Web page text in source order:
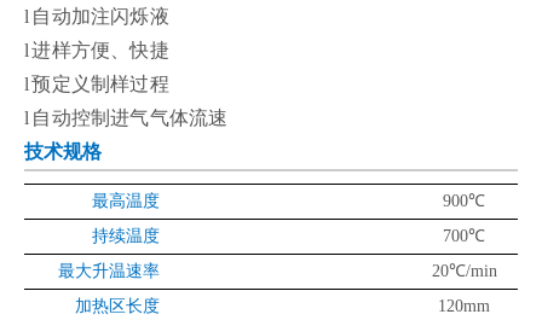
l 自动加注闪烁液
l 进样方便、快捷
l 预定义制样过程
l 自动控制进气气体流速
技术规格
最高温度
900℃
持续温度
700℃
最大升温速率
20℃/min
加热区长度
120mm